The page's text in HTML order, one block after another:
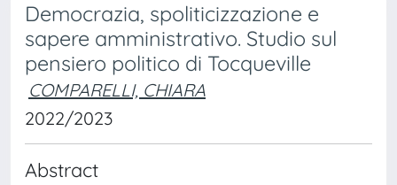
Democrazia, spoliticizzazione e
sapere amministrativo. Studio sul
pensiero politico di Tocqueville
COMPARELLI, CHIARA
2022/2023
Abstract